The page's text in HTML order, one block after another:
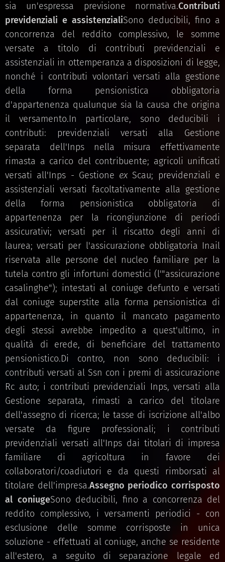
sia un'espressa previsione normativa.Contributi
previdenziali e assistenzialiSono deducibili, fino a
concorrenza del reddito complessivo, le somme
versate a titolo di contributi previdenziali e
assistenziali in ottemperanza a disposizioni di legge,
nonché i contributi volontari versati alla gestione
della forma pensionistica obbligatoria
d'appartenenza qualunque sia la causa che origina
il versamento.In particolare, sono deducibili i
contributi: previdenziali versati alla Gestione
separata dell'Inps nella misura effettivamente
rimasta a carico del contribuente; agricoli unificati
versati all'Inps - Gestione ex Scau; previdenziali e
assistenziali versati facoltativamente alla gestione
della forma pensionistica obbligatoria di
appartenenza per la ricongiunzione di periodi
assicurativi; versati per il riscatto degli anni di
laurea; versati per l'assicurazione obbligatoria Inail
riservata alle persone del nucleo familiare per la
tutela contro gli infortuni domestici (l'"assicurazione
casalinghe"); intestati al coniuge defunto e versati
dal coniuge superstite alla forma pensionistica di
appartenenza, in quanto il mancato pagamento
degli stessi avrebbe impedito a quest'ultimo, in
qualità di erede, di beneficiare del trattamento
pensionistico.Di contro, non sono deducibili: i
contributi versati al Ssn con i premi di assicurazione
Rc auto; i contributi previdenziali Inps, versati alla
Gestione separata, rimasti a carico del titolare
dell'assegno di ricerca; le tasse di iscrizione all'albo
versate da figure professionali; i contributi
previdenziali versati all'Inps dai titolari di impresa
familiare di agricoltura in favore dei
collaboratori/coadiutori e da questi rimborsati al
titolare dell'impresa.Assegno periodico corrisposto
al coniugeSono deducibili, fino a concorrenza del
reddito complessivo, i versamenti periodici - con
esclusione delle somme corrisposte in unica
soluzione - effettuati al coniuge, anche se residente
all'estero, a seguito di separazione legale ed